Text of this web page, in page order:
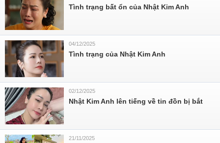
Tình trạng bất ổn của Nhật Kim Anh
04/12/2025
Tình trạng của Nhật Kim Anh
02/12/2025
Nhật Kim Anh lên tiếng về tin đồn bị bắt
21/11/2025